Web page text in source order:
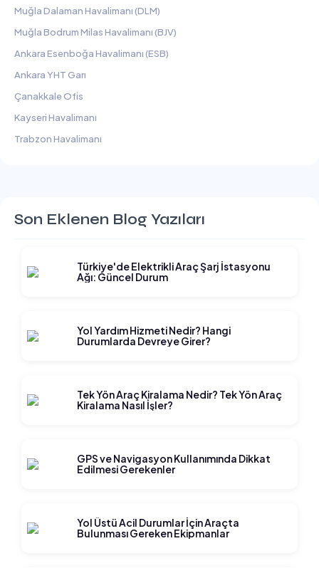
Muğla Dalaman Havalimanı (DLM)
Muğla Bodrum Milas Havalimanı (BJV)
Ankara Esenboğa Havalimanı (ESB)
Ankara YHT Garı
Çanakkale Ofis
Kayseri Havalimanı
Trabzon Havalimanı
Son Eklenen Blog Yazıları
Türkiye'de Elektrikli Araç Şarj İstasyonu
Ağı: Güncel Durum
Yol Yardım Hizmeti Nedir? Hangi
Durumlarda Devreye Girer?
Tek Yön Araç Kiralama Nedir? Tek Yön Araç
Kiralama Nasıl İşler?
GPS ve Navigasyon Kullanımında Dikkat
Edilmesi Gerekenler
Yol Üstü Acil Durumlar İçin Araçta
Bulunması Gereken Ekipmanlar